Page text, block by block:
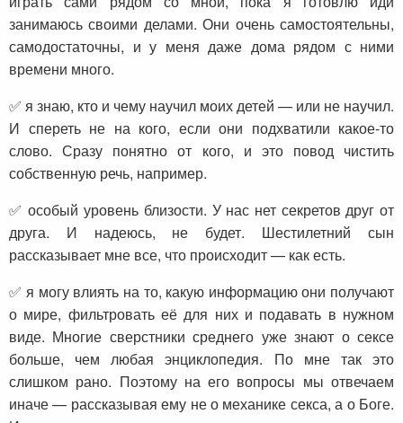
занимаюсь своими делами. Они очень самостоятельны,
самодостаточны, и у меня даже дома рядом с ними
времени много.
✅ я знаю, кто и чему научил моих детей — или не научил.
И спереть не на кого, если они подхватили какое-то
слово. Сразу понятно от кого, и это повод чистить
собственную речь, например.
✅ особый уровень близости. У нас нет секретов друг от
друга. И надеюсь, не будет. Шестилетний сын
рассказывает мне все, что происходит — как есть.
✅ я могу влиять на то, какую информацию они получают
о мире, фильтровать её для них и подавать в нужном
виде. Многие сверстники среднего уже знают о сексе
больше, чем любая энциклопедия. По мне так это
слишком рано. Поэтому на его вопросы мы отвечаем
иначе — рассказывая ему не о механике секса, а о Боге.